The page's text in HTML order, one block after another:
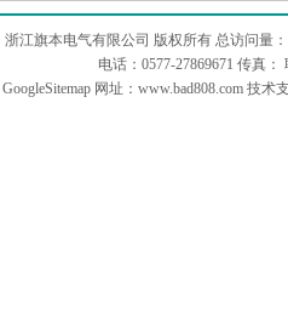
浙江旗本电气有限公司 版权所有 总访问量：
电话：0577-27869671 传真
GoogleSitemap 网址：www.bad808.com 技